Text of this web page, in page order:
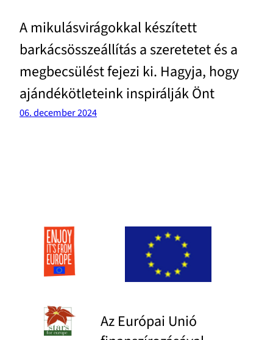
A mikulásvirágokkal készített
barkácsösszeállítás a szeretetet és a
megbecsülést fejezi ki. Hagyja, hogy
ajándékötleteink inspirálják Önt
06. december 2024
Az Európai Unió